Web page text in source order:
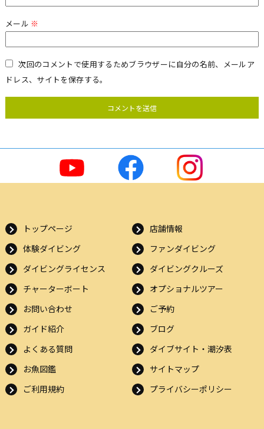
メール ※
次回のコメントで使用するためブラウザーに自分の名前、メールア
ドレス、サイトを保存する。
トップページ
店舗情報
体験ダイビング
ファンダイビング
ダイビングライセンス
ダイビングクルーズ
チャーターボート
オプショナルツアー
お問い合わせ
ご予約
ガイド紹介
ブログ
よくある質問
ダイブサイト・潮汐表
お魚図鑑
サイトマップ
ご利用規約
プライバシーポリシー